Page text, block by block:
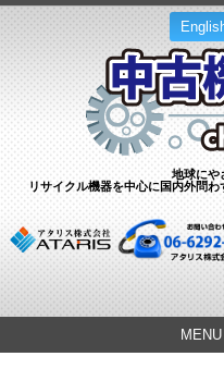
地球にや
リサイクル機器を中心に国内外問